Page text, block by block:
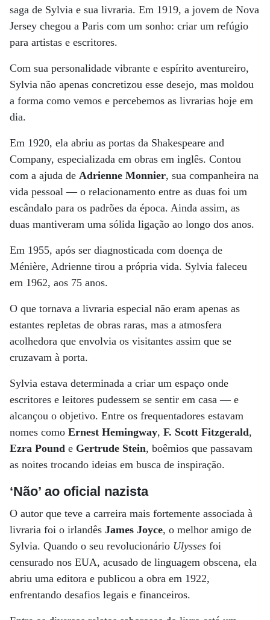
saga de Sylvia e sua livraria. Em 1919, a jovem de Nova
Jersey chegou a Paris com um sonho: criar um refúgio
para artistas e escritores.
Com sua personalidade vibrante e espírito aventureiro,
Sylvia não apenas concretizou esse desejo, mas moldou
a forma como vemos e percebemos as livrarias hoje em
dia.
Em 1920, ela abriu as portas da Shakespeare and
Company, especializada em obras em inglês. Contou
com a ajuda de Adrienne Monnier, sua companheira na
vida pessoal — o relacionamento entre as duas foi um
escândalo para os padrões da época. Ainda assim, as
duas mantiveram uma sólida ligação ao longo dos anos.
Em 1955, após ser diagnosticada com doença de
Ménière, Adrienne tirou a própria vida. Sylvia faleceu
em 1962, aos 75 anos.
O que tornava a livraria especial não eram apenas as
estantes repletas de obras raras, mas a atmosfera
acolhedora que envolvia os visitantes assim que se
cruzavam à porta.
Sylvia estava determinada a criar um espaço onde
escritores e leitores pudessem se sentir em casa — e
alcançou o objetivo. Entre os frequentadores estavam
nomes como Ernest Hemingway, F. Scott Fitzgerald,
Ezra Pound e Gertrude Stein, boêmios que passavam
as noites trocando ideias em busca de inspiração.
‘Não’ ao oficial nazista
O autor que teve a carreira mais fortemente associada à
livraria foi o irlandês James Joyce, o melhor amigo de
Sylvia. Quando o seu revolucionário Ulysses foi
censurado nos EUA, acusado de linguagem obscena, ela
abriu uma editora e publicou a obra em 1922,
enfrentando desafios legais e financeiros.